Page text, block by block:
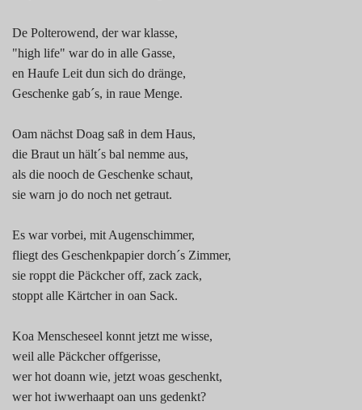
De Polterowend, der war klasse,
"high life" war do in alle Gasse,
en Haufe Leit dun sich do dränge,
Geschenke gab´s, in raue Menge.
Oam nächst Doag saß in dem Haus,
die Braut un hält´s bal nemme aus,
als die nooch de Geschenke schaut,
sie warn jo do noch net getraut.
Es war vorbei, mit Augenschimmer,
fliegt des Geschenkpapier dorch´s Zimmer,
sie roppt die Päckcher off, zack zack,
stoppt alle Kärtcher in oan Sack.
Koa Menscheseel konnt jetzt me wisse,
weil alle Päckcher offgerisse,
wer hot doann wie, jetzt woas geschenkt,
wer hot iwwerhaapt oan uns gedenkt?